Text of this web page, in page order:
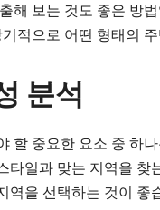
해 보는 것도 좋은 방
적으로 어떤 형태의
분석
할 중요한 요소 중 하
타일과 맞는 지역을 찾
역을 선택하는 것이 좋